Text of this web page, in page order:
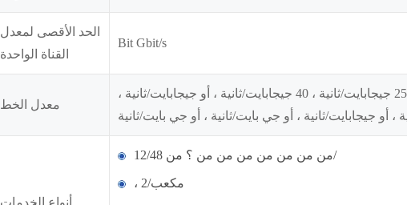
الحد الأقصى لمعدل
القناة الواحدة
Bit Gbit/s
معدل الخط
أو جيجابايت/ثانية ، أو جيجابايت/ثانية ، 10 جيجابايت/ثانية ، 25 جيجابايت/ثانية ، 40 جيجابايت/ثانية ، أو جيجابايت/ثانية ،
، أو جيجابايت/ثانية ، أو جي بايت/ثانية ، أو جي بايت/ثانية
أنواع الخدمات
من من من من من من من ؟ من 12/48/
، 2/مكعب